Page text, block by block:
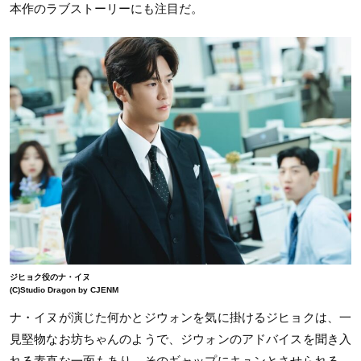
本作のラブストーリーにも注目だ。
ジヒョク役のナ・イヌ
(C)Studio Dragon by CJENM
ナ・イヌが演じた何かとジウォンを気に掛けるジヒョクは、一
見堅物なお坊ちゃんのようで、ジウォンのアドバイスを聞き入